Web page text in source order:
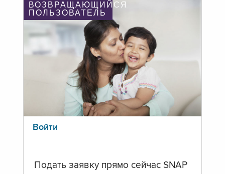
ВОЗВРАЩАЮЩИЙСЯ
ПОЛЬЗОВАТЕЛЬ
Войти
Подать заявку прямо сейчас SNAP